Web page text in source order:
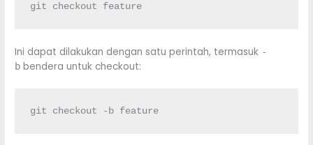
git checkout feature
Ini dapat dilakukan dengan satu perintah, termasuk -
b bendera untuk checkout:
git checkout -b feature